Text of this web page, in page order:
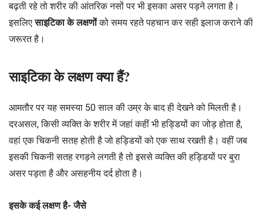
बढ़ती रहे तो शरीर की आंतरिक नसों पर भी इसका असर पड़ने लगता है।
इसलिएसाइटिका के लक्षणोंको समय रहते पहचान कर सही इलाज कराने की
जरूरत है।
साइटिका के लक्षण क्या हैं?
आमतौर पर यह समस्या 50 साल की उम्र के बाद ही देखने को मिलती है।
दरअसल, किसी व्यक्ति के शरीर में जहां कहीं भी हड्डियों का जोड़ होता है,
वहां एक चिकनी सतह होती है जो हड्डियों को एक साथ रखती है। वहीं जब
इसकी चिकनी सतह रगड़ने लगती है तो इससे व्यक्ति की हड्डियों पर बुरा
असर पड़ता है और असहनीय दर्द होता है।
इसके कई लक्षण है- जैसे